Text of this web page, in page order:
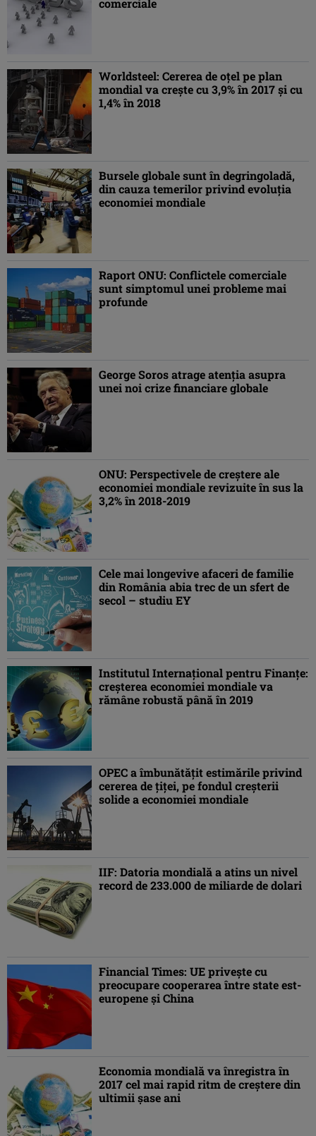
comerciale
Worldsteel: Cererea de oţel pe plan
mondial va creşte cu 3,9% în 2017 şi cu
1,4% în 2018
Bursele globale sunt în degringoladă,
din cauza temerilor privind evoluţia
economiei mondiale
Raport ONU: Conflictele comerciale
sunt simptomul unei probleme mai
profunde
George Soros atrage atenţia asupra
unei noi crize financiare globale
ONU: Perspectivele de creştere ale
economiei mondiale revizuite în sus la
3,2% în 2018-2019
Cele mai longevive afaceri de familie
din România abia trec de un sfert de
secol – studiu EY
Institutul Internaţional pentru Finanţe:
creşterea economiei mondiale va
rămâne robustă până în 2019
OPEC a îmbunătăţit estimările privind
cererea de ţiţei, pe fondul creşterii
solide a economiei mondiale
IIF: Datoria mondială a atins un nivel
record de 233.000 de miliarde de dolari
Financial Times: UE priveşte cu
preocupare cooperarea între state est-
europene şi China
Economia mondială va înregistra în
2017 cel mai rapid ritm de creştere din
ultimii şase ani